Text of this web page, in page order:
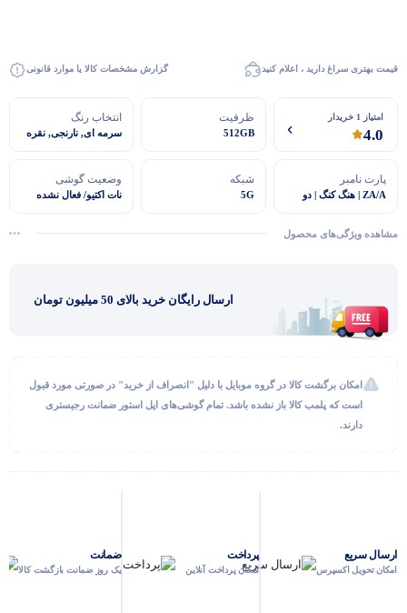
قیمت بهتری سراغ دارید ، اعلام کنید گزارش مشخصات کالا یا موارد قانونی
امتیاز 1 خریدار
4.0
ظرفیت
512GB
انتخاب رنگ
سرمه ای, نارنجی, نقره
پارت نامبر
ZA/A | هنگ کنگ | دو
شبکه
5G
وضعیت گوشی
نات اکتیو/ فعال نشده
مشاهده ویژگی‌های محصول
ارسال رایگان خرید بالای 50 میلیون تومان
امکان برگشت کالا در گروه موبایل با دلیل "انصراف از خرید" در صورتی مورد قبول
است که پلمب کالا باز نشده باشد. تمام گوشی‌های اپل استور ضمانت رجیستری
دارند.
ارسال سریع
امکان تحویل اکسپرس
پرداخت
امکان پرداخت آنلاین
ضمانت
یک روز ضمانت بازگشت کالا
گفتگو با غرفه‌دار
در حال اتصال...